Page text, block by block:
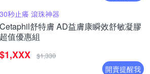
30秒止癢 滾珠神器
Cetaphil舒特膚 AD益膚康瞬效舒敏凝膠
超值優惠組
$1,XXX $1,330
開賣提醒我